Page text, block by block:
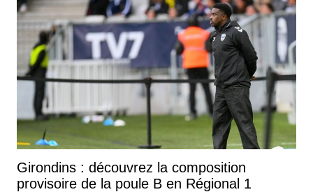
Girondins : découvrez la composition
provisoire de la poule B en Régional 1